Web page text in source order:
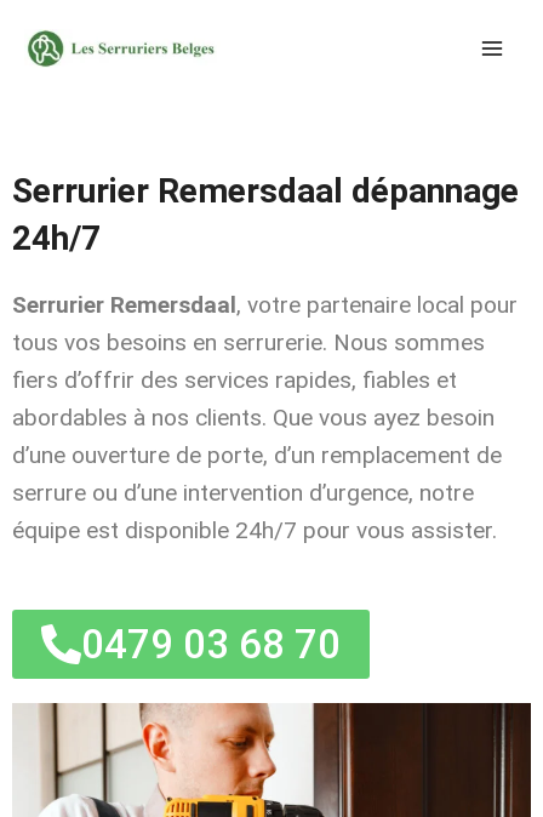
Serrurier Remersdaal dépannage
24h/7
Serrurier Remersdaal, votre partenaire local pour
tous vos besoins en serrurerie. Nous sommes
fiers d’offrir des services rapides, fiables et
abordables à nos clients. Que vous ayez besoin
d’une ouverture de porte, d’un remplacement de
serrure ou d’une intervention d’urgence, notre
équipe est disponible 24h/7 pour vous assister.
0479 03 68 70